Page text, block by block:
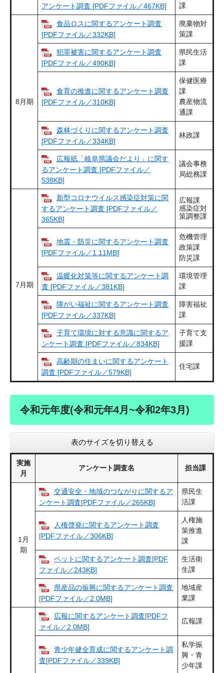
アンケート調査 [PDFファイル／467KB]
課
8月期
食品ロスに関するアンケート調査
[PDFファイル／332KB]
廃棄物対
策課
犯罪被害に関するアンケート調査
[PDFファイル／490KB]
県民生活
課
食育の推進に関するアンケート調査
[PDFファイル／310KB]
保健医療
課
農産物流
通課
森林づくりに関するアンケート調査
[PDFファイル／334KB]
林政課
広報紙「岐阜県議会だより」に関す
るアンケート調査 [PDFファイル／
538KB]
議会事務
局総務課
7月期
新型コロナウイルス感染症対策に関
するアンケート調査 [PDFファイル／
365KB]
広報課
感染症対
策調整課
地震・防災に関するアンケート調査
[PDFファイル／1.11MB]
危機管理
政策課
防災課
温暖化対策等に関するアンケート調
査 [PDFファイル／381KB]
環境管理
課
障がい福祉に関するアンケート調査
[PDFファイル／337KB]
障害福祉
課
子育て環境に対する意識に関するア
ンケート調査 [PDFファイル／834KB]
子育て支
援課
高齢期の住まいに関するアンケート
調査 [PDFファイル／579KB]
住宅課
令和元年度(令和元年4月~令和2年3月)
表のサイズを切り替える
実施
月
アンケート調査名 担当課
1月
期
交通安全・地域のつながりに関するア
ンケート調査[PDFファイル／265KB]
県民生
活課
人権啓発に関するアンケート調査
[PDFファイル／306KB]
人権施
策推進
課
ペットに関するアンケート調査[PDF
ファイル／243KB]
生活衛
生課
県産品の振興に関するアンケート調査
[PDFファイル／2.0MB]
地域産
業課
広報に関するアンケート調査[PDFフ
ァイル／2.0MB]
広報課
青少年健全育成に関するアンケート調
査[PDFファイル／339KB]
私学振
興・青
少年課